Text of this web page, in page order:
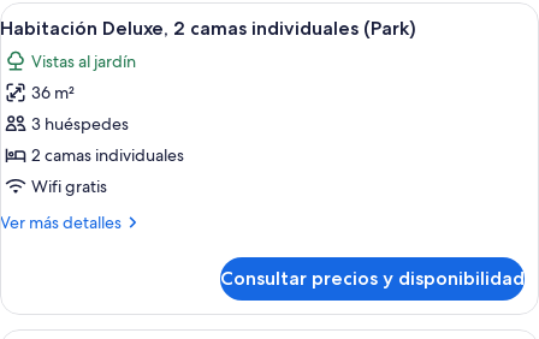
Abrir
todas
las
fotos
de
Habitación
Deluxe,
camas
Habitación de hotel con dos camas,
6
Habitación Deluxe, 2 camas individuales (Park)
Vistas al jardín
36 m²
3 huéspedes
2 camas individuales
Wifi gratis
Ver más detalles
Más
Deluxe,
Consultar precios y disponibilidad